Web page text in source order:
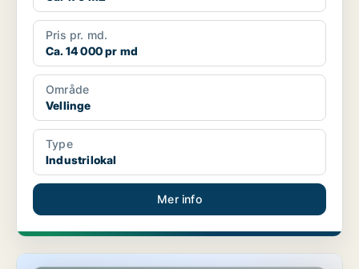
Pris pr. md.
Ca. 14 000 pr md
Område
Vellinge
Type
Industrilokal
Mer info
Lager i Hässleholm